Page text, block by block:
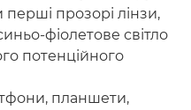
перші прозорі лінзи,
фіолетове світло
потенційного
планшети,